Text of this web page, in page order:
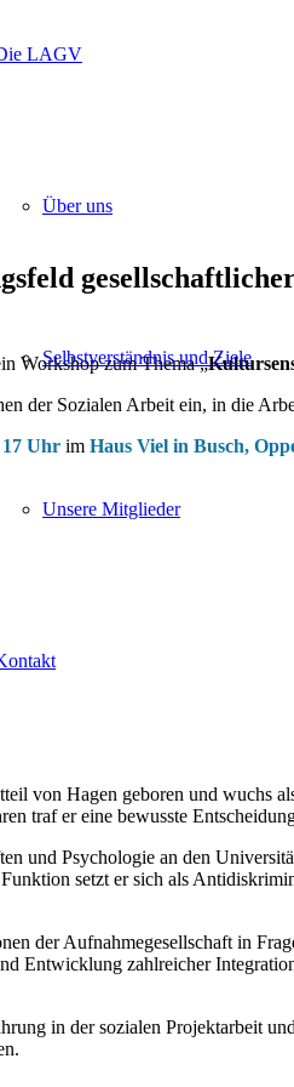
LAGV
Über uns
Selbstverständnis und Ziele
Unsere Mitglieder
Workshop zum Thema „
der Sozialen Arbeit ein, in die
17 Uhr im Haus Viel in Busch,
von Hagen geboren und wuchs
traf er eine bewusste
und Psychologie an den
setzt er sich als
der Aufnahmegesellschaft in
Entwicklung zahlreicher
in der sozialen Projektarbeit